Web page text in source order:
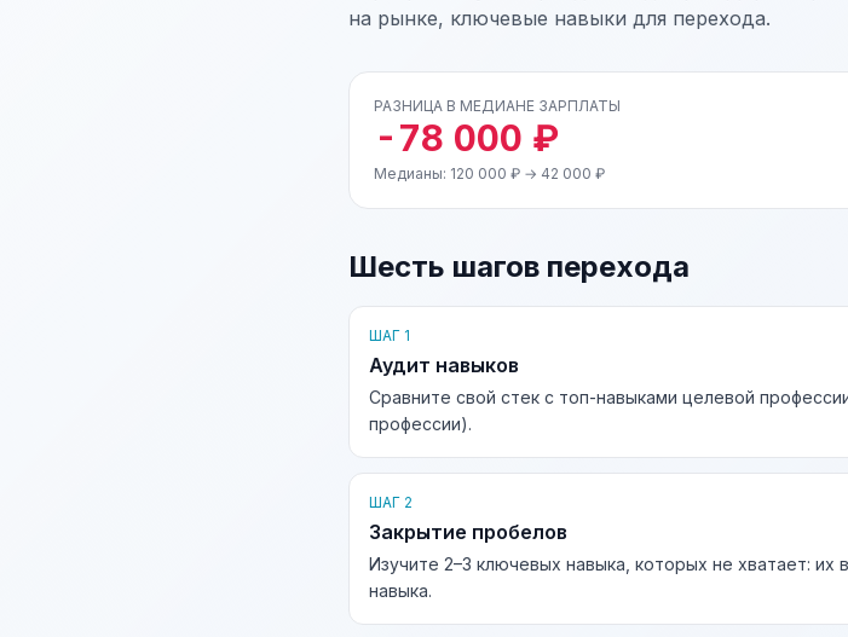
на рынке, ключевые навыки для перехода.
РАЗНИЦА В МЕДИАНЕ ЗАРПЛАТЫ
-78 000 ₽
Медианы: 120 000 ₽ → 42 000 ₽
Шесть шагов перехода
ШАГ 1
Аудит навыков
Сравните свой стек с топ-навыками целевой
профессии).
ШАГ 2
Закрытие пробелов
Изучите 2–3 ключевых навыка, которых не хватает:
навыка.